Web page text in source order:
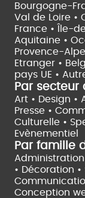
Bourgogne-
Val de Loire •
France •
Île-
Aquitaine •
Provence-
Etranger •
pays UE •
Par secteur
Art • Design •
Presse •
Culturelle •
Evènementiel
Par famille
Administration
• Décoration
Conception